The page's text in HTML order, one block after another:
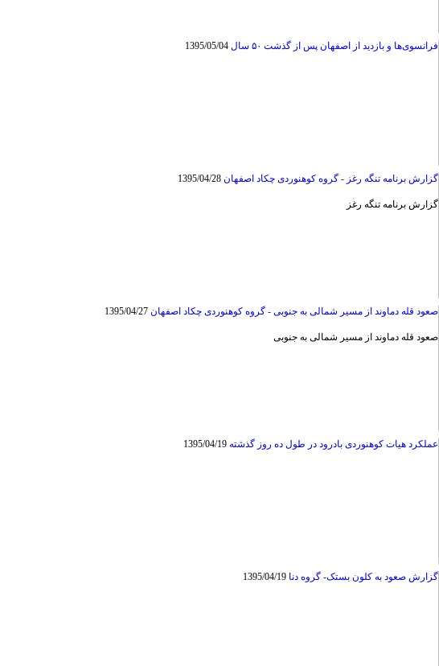
فرانسوی‌ها و بازدید از اصفهان پس از گذشت ۵۰ سال 1395/05/04
گزارش برنامه تنگه رغز - گروه کوهنوردی چکاد اصفهان 1395/04/28
گزارش برنامه تنگه رغز
صعود قله دماوند از مسیر شمالی به جنوبی - گروه کوهنوردی چکاد اصفهان 1395/04/27
صعود قله دماوند از مسیر شمالی به جنوبی
عملکرد هیات کوهنوردی بادرود در طول ده روز گذشته 1395/04/19
گزارش صعود به کلون بستک- گروه دنا 1395/04/19